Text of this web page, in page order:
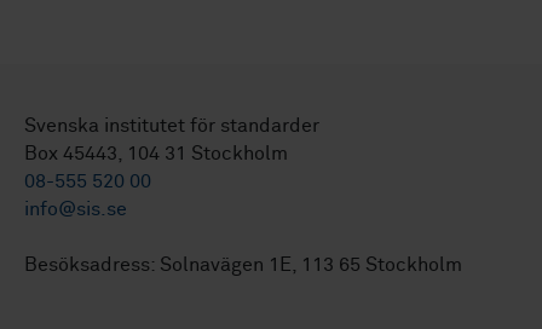
Svenska institutet för standarder
Box 45443, 104 31 Stockholm
08-555 520 00
info@sis.se
Besöksadress: Solnavägen 1E, 113 65 Stockholm